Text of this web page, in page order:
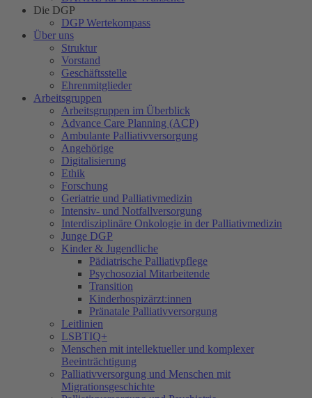
Die DGP
DGP Wertekompass
Über uns
Struktur
Vorstand
Geschäftsstelle
Ehrenmitglieder
Arbeitsgruppen
Arbeitsgruppen im Überblick
Advance Care Planning (ACP)
Ambulante Palliativversorgung
Angehörige
Digitalisierung
Ethik
Forschung
Geriatrie und Palliativmedizin
Intensiv- und Notfallversorgung
Interdisziplinäre Onkologie in der Palliativmedizin
Junge DGP
Kinder & Jugendliche
Pädiatrische Palliativpflege
Psychosozial Mitarbeitende
Transition
Kinderhospizärzt:innen
Pränatale Palliativversorgung
Leitlinien
LSBTIQ+
Menschen mit intellektueller und komplexer
Beeinträchtigung
Palliativversorgung und Menschen mit
Migrationsgeschichte